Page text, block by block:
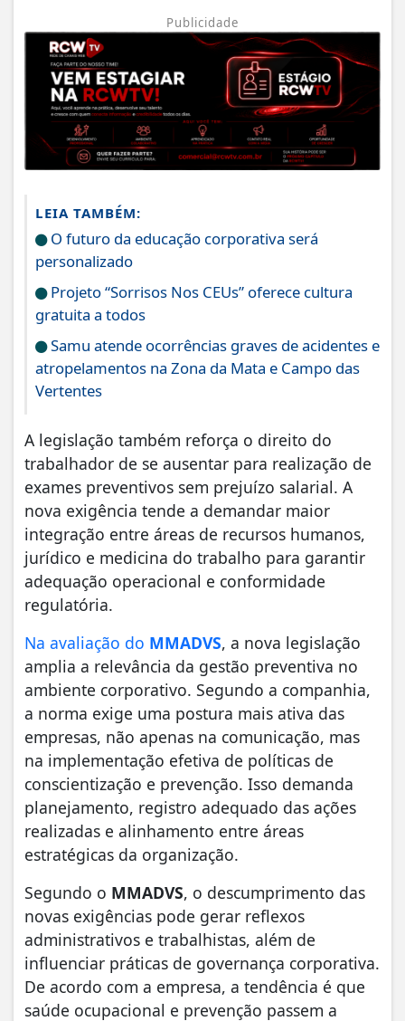
Publicidade
LEIA TAMBÉM:
O futuro da educação corporativa será
personalizado
Projeto “Sorrisos Nos CEUs” oferece cultura
gratuita a todos
Samu atende ocorrências graves de acidentes e
atropelamentos na Zona da Mata e Campo das
Vertentes
A legislação também reforça o direito do
trabalhador de se ausentar para realização de
exames preventivos sem prejuízo salarial. A
nova exigência tende a demandar maior
integração entre áreas de recursos humanos,
jurídico e medicina do trabalho para garantir
adequação operacional e conformidade
regulatória.
Na avaliação do MMADVS, a nova legislação
amplia a relevância da gestão preventiva no
ambiente corporativo. Segundo a companhia,
a norma exige uma postura mais ativa das
empresas, não apenas na comunicação, mas
na implementação efetiva de políticas de
conscientização e prevenção. Isso demanda
planejamento, registro adequado das ações
realizadas e alinhamento entre áreas
estratégicas da organização.
Segundo o MMADVS, o descumprimento das
novas exigências pode gerar reflexos
administrativos e trabalhistas, além de
influenciar práticas de governança corporativa.
De acordo com a empresa, a tendência é que
saúde ocupacional e prevenção passem a